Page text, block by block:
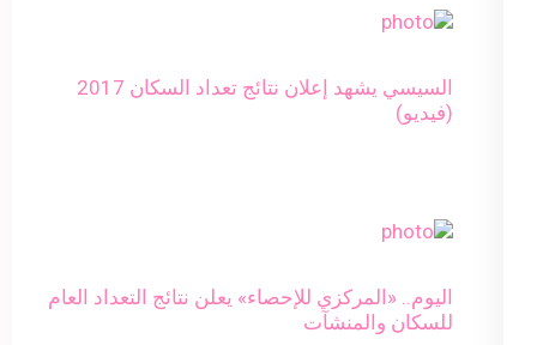
السيسي يشهد إعلان نتائج تعداد السكان 2017
(فيديو)
اليوم.. «المركزي للإحصاء» يعلن نتائج التعداد العام
للسكان والمنشآت